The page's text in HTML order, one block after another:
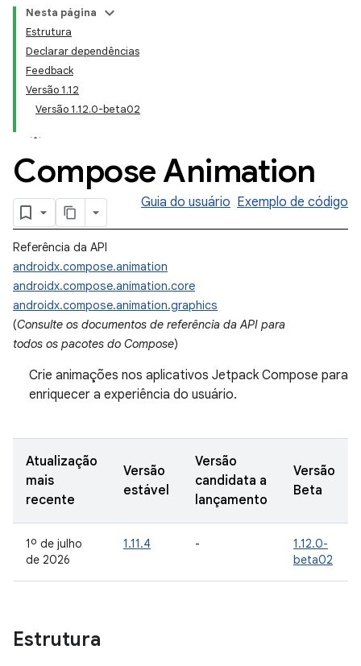
Nesta página
Estrutura
Declarar dependências
Feedback
Versão 1.12
Versão 1.12.0-beta02
Compose Animation
Guia do usuário Exemplo de código
Referência da API
androidx.compose.animation
androidx.compose.animation.core
androidx.compose.animation.graphics
(Consulte os documentos de referência da API para
todos os pacotes do Compose)
Crie animações nos aplicativos Jetpack Compose para
enriquecer a experiência do usuário.
Atualização
mais
recente
Versão
estável
Versão
candidata a
lançamento
Versão
Beta
1º de julho
de 2026
1.11.4 -
1.12.0-
beta02
Estrutura